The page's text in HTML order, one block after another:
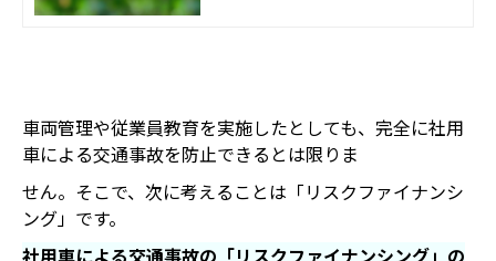
車両管理や従業員教育を実施したとしても、完全に社用
車による交通事故を防止できるとは限りま
せん。そこで、次に考えることは「リスクファイナンシ
ング」です。
社用車による交通事故の「リスクファイナンシング」の